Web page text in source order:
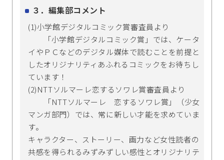
３．編集部コメント
(1)小学館デジタルコミック賞審査員より
「小学館デジタルコミック賞」では、ケータ
イやＰＣなどのデジタル媒体で読むことを前提と
したオリジナリティあふれるコミックをお待ちし
ています！
(2)NTTソルマーレ恋するソワレ賞審査員より
「NTTソルマーレ 恋するソワレ賞」（少女
マンガ部門）では、常に新しい才能を求めていま
す。
キャラクター、ストーリー、画力など女性読者の
共感を得られるみずみずしい感性とオリジナリテ